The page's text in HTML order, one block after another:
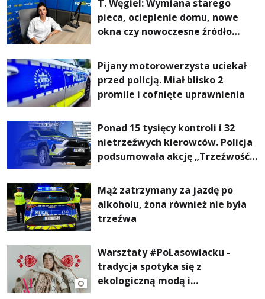
T. Węgiel: Wymiana starego
pieca, ocieplenie domu, nowe
okna czy nowoczesne źródło
rachunki za energię, lepszy
komfort życia i... czystsze
powietrze
Pijany motorowerzysta uciekał
przed policją. Miał blisko 2
promile i cofnięte uprawnienia
Ponad 15 tysięcy kontroli i 32
nietrzeźwych kierowców. Policja
podsumowała akcję „Trzeźwość”
Mąż zatrzymany za jazdę po
alkoholu, żona również nie była
trzeźwa
Warsztaty #PoLasowiacku -
tradycja spotyka się z
ekologiczną modą i